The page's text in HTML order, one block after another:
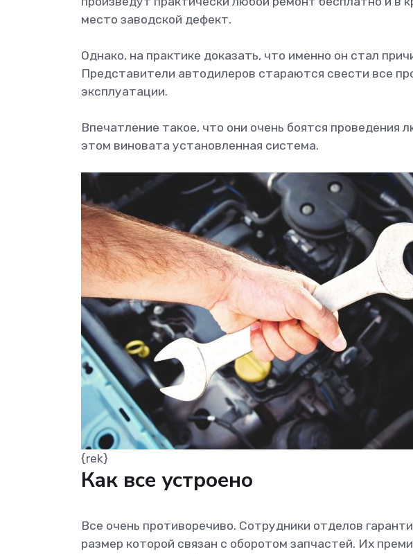
место заводской дефект.
Однако, на практике доказать, что именно он стал
Представители автодилеров стараются свести все
эксплуатации.
Впечатление такое, что они очень боятся проведения
этом виновата установленная система.
{rek}
Как все устроено
Все очень противоречиво. Сотрудники отделов
размер которой связан с оборотом запчастей. Их